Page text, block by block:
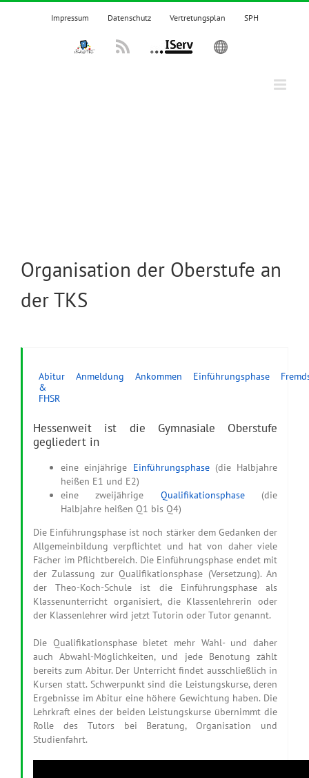
Zum
Impressum Datenschutz Vertretungsplan SPH
IPadsTKSRss IServ English
Organisation der Oberstufe an
der TKS
Abitur
&
FHSR
Anmeldung Ankommen Einführungsphase
Hessenweit ist die Gymnasiale Oberstufe
gegliedert in
eine einjährige Einführungsphase(die Halbjahre
heißen E1 und E2)
eine zweijährige Qualifikationsphase(die
Halbjahre heißen Q1 bis Q4)
Die Einführungsphase ist noch stärker dem Gedanken der
Allgemeinbildung verpflichtet und hat von daher viele
Fächer im Pflichtbereich. Die Einführungsphase endet mit
der Zulassung zur Qualifikationsphase (Versetzung). An
der Theo-Koch-Schule ist die Einführungsphase als
Klassenunterricht organisiert, die Klassenlehrerin oder
der Klassenlehrer wird jetzt Tutorin oder Tutor genannt.
Die Qualifikationsphase bietet mehr Wahl- und daher
auch Abwahl-Möglichkeiten, und jede Benotung zählt
bereits zum Abitur. Der Unterricht findet ausschließlich in
Kursen statt. Schwerpunkt sind die Leistungskurse, deren
Ergebnisse im Abitur eine höhere Gewichtung haben. Die
Lehrkraft eines der beiden Leistungskurse übernimmt die
Rolle des Tutors bei Beratung, Organisation und
Studienfahrt.